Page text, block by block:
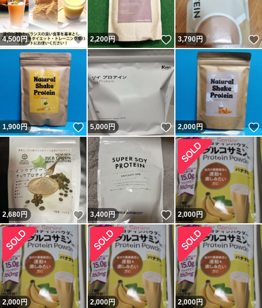
4,500円 いいね！
2,200円 いいね！
3,790円
1,900円 いいね！
5,000円 いいね！
2,000円
2,680円 いいね！
3,400円 いいね！
2,000円
2,000円 2,000円 2,000円